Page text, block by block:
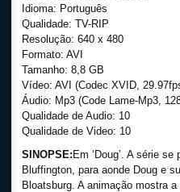
Idioma: Português
Qualidade: TV-RIP
Resolução: 640 x 480
Formato: AVI
Tamanho: 8,8 GB
Vídeo: AVI (Codec XVID,
Áudio: Mp3 (Code Lame-Mp3,
Qualidade de Audio: 10
Qualidade de Video: 10
SINOPSE: Em ‘Doug’. A série
Bluffington, para aonde Doug e
Bloatsburg. A animação mostra